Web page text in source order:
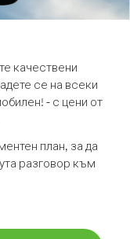
качествени
се на всеки
- с цени от
план, за да
разговор към